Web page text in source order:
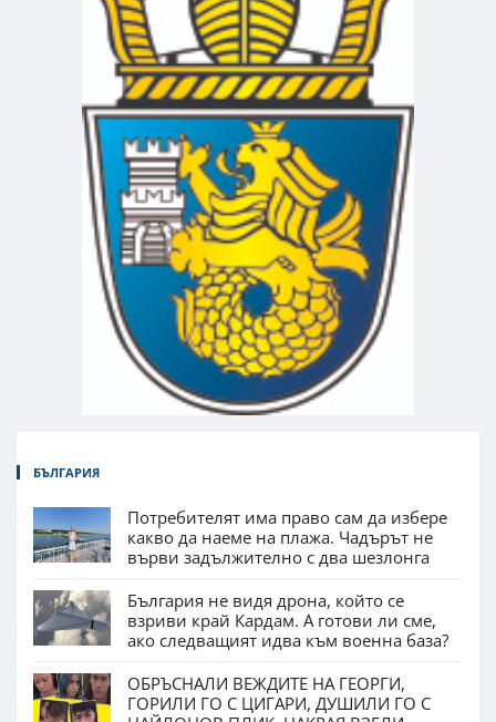
БЪЛГАРИЯ
Потребителят има право сам да избере
какво да наеме на плажа. Чадърът не
върви задължително с два шезлонга
България не видя дрона, който се
взриви край Кардам. А готови ли сме,
ако следващият идва към военна база?
ОБРЪСНАЛИ ВЕЖДИТЕ НА ГЕОРГИ,
ГОРИЛИ ГО С ЦИГАРИ, ДУШИЛИ ГО С